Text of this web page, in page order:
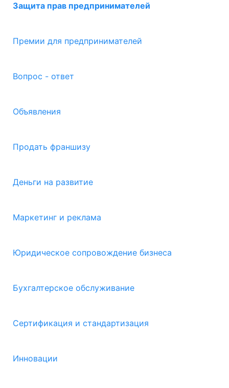
Защита прав предпринимателей
Премии для предпринимателей
Вопрос - ответ
Объявления
Продать франшизу
Деньги на развитие
Маркетинг и реклама
Юридическое сопровождение бизнеса
Бухгалтерское обслуживание
Сертификация и стандартизация
Инновации